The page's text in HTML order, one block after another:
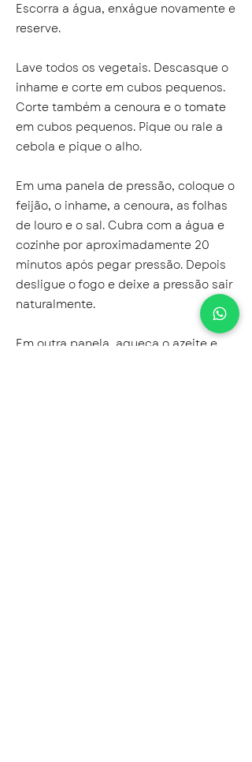
Escorra a água, enxágue novamente e
reserve.
Lave todos os vegetais. Descasque o
inhame e corte em cubos pequenos.
Corte também a cenoura e o tomate
em cubos pequenos. Pique ou rale a
cebola e pique o alho.
Em uma panela de pressão, coloque o
feijão, o inhame, a cenoura, as folhas
de louro e o sal. Cubra com a água e
cozinhe por aproximadamente 20
minutos após pegar pressão. Depois
desligue o fogo e deixe a pressão sair
naturalmente.
Em outra panela, aqueça o azeite e